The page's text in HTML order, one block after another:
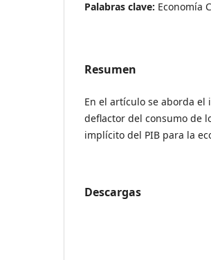
Palabras clave: Economía
Resumen
En el artículo se aborda
deflactor del consumo de
implícito del PIB para la
Descargas